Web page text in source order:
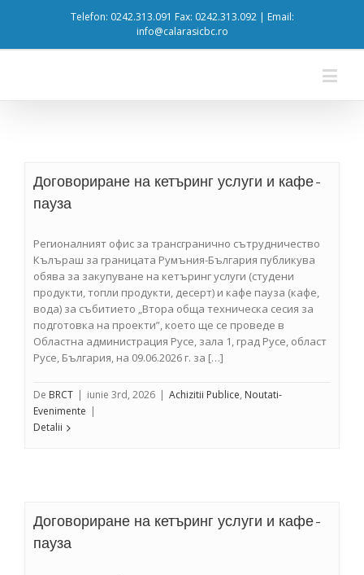
Telefon: 0242.313.091 Fax: 0242.313.092 | Email:
info@calarasicbc.ro
Договориране на кетъринг услуги и кафе-
пауза
Регионалният офис за трансгранично сътрудничество
Кълъраш за границата Румъния-България публикува
обява за закупуване на кетъринг услуги (студени
продукти, топли продукти, десерт) и кафе пауза (кафе,
вода) за събитието „Втора обща техническа сесия за
подготовка на проекти”, което ще се проведе в
Областна администрация Русе, зала 1, град Русе, област
Русе, България, на 09.06.2026 г. за […]
De BRCT | iunie 3rd, 2026 | Achizitii Publice, Noutati-
Evenimente |
Detalii
Договориране на кетъринг услуги и кафе-
пауза